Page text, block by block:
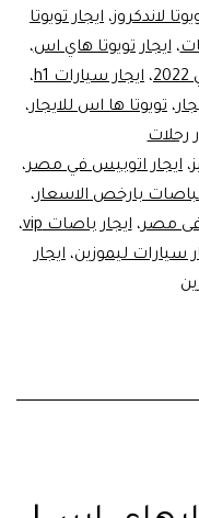
لاندكروز، ايجار تويوتا
،ايجار تويوتا هاي اس،
، ايجار سيارات h1
،
، تويوتا ها اس للايجار،
رحلات
، ايجار اتوبيس في مصر،
بارخص الاسعار،
فى مصر،ايجار باصات vip
،
سيارات ليموزين، ايجار